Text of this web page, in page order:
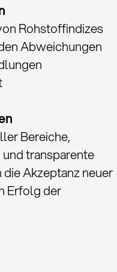
Rohstoffindizes
Abweichungen
Bereiche,
transparente
Akzeptanz neuer
Erfolg der